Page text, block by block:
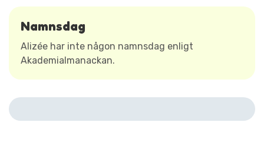
Namnsdag
Alizée har inte någon namnsdag enligt
Akademialmanackan.